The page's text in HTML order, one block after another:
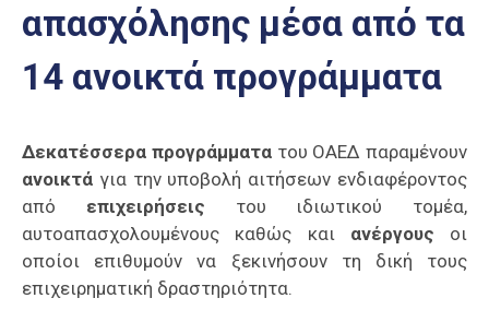
Έκθεση
Παραδοσιακών
Επαγγελμάτων
ΕΒΕΠ-
Πιερία
απασχόλησης μέσα από τα
14 ανοικτά προγράμματα
Δεκατέσσερα προγράμματατου ΟΑΕΔ παραμένουν
ανοικτά για την υποβολή αιτήσεων ενδιαφέροντος
από επιχειρήσεις του ιδιωτικού τομέα,
αυτοαπασχολουμένους καθώς και ανέργους οι
οποίοι επιθυμούν να ξεκινήσουν τη δική τους
επιχειρηματική δραστηριότητα.